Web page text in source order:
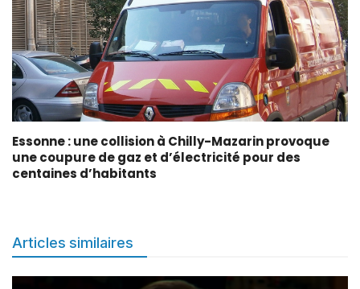
Essonne : une collision à Chilly-Mazarin provoque
une coupure de gaz et d’électricité pour des
centaines d’habitants
Articles similaires